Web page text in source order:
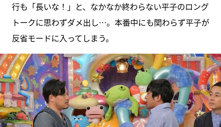
行も「長いな！」と、なかなか終わらない平子のロング
トークに思わずダメ出し…。本番中にも関わらず平子が
反省モードに入ってしまう。